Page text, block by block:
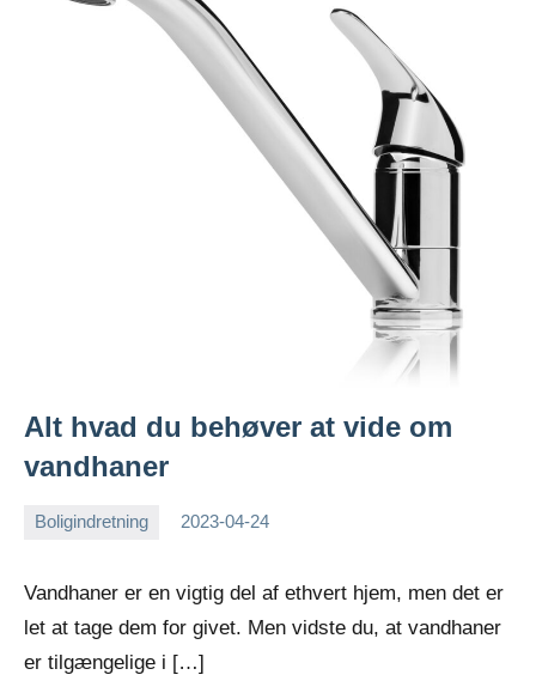
Alt hvad du behøver at vide om
vandhaner
Boligindretning 2023-04-24
Esben
Vandhaner er en vigtig del af ethvert hjem, men det er
let at tage dem for givet. Men vidste du, at vandhaner
er tilgængelige i […]